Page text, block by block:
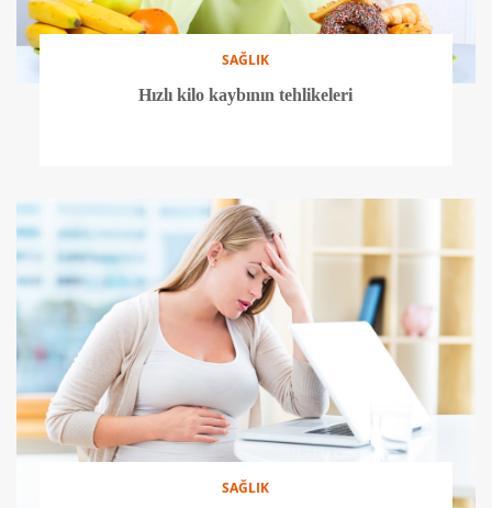
SAĞLIK
Hızlı kilo kaybının tehlikeleri
SAĞLIK